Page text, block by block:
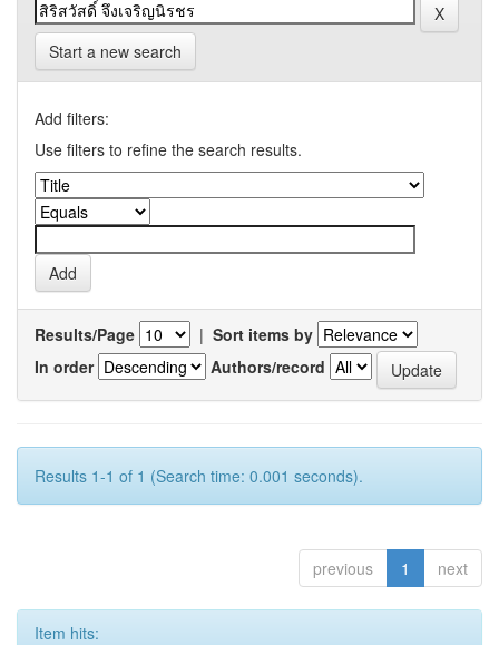
Start a new search
Add filters:
Use filters to refine the search results.
Results/Page | Sort items by
In order
Authors/record
Results 1-1 of 1 (Search time: 0.001 seconds).
previous 1 next
Item hits: